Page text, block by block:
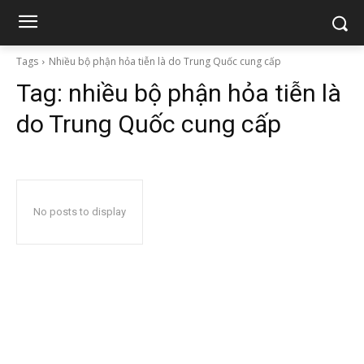
Tags Nhiều bộ phận hỏa tiễn là do Trung Quốc cung cấp
Tag: nhiều bộ phận hỏa tiễn là
do Trung Quốc cung cấp
No posts to display